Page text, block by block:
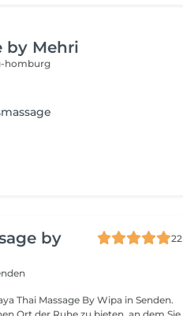
by Mehri
homburg
by
22
Thai Massage By Wipa in Senden.